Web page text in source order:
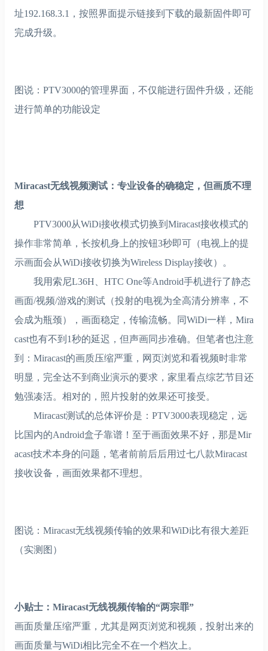
址192.168.3.1，按照界面提示链接到下载的最新固件即可
完成升级。
图说：PTV3000的管理界面，不仅能进行固件升级，还能
进行简单的功能设定
Miracast无线视频测试：专业设备的确稳定，但画质不理
想
PTV3000从WiDi接收模式切换到Miracast接收模式的
操作非常简单，长按机身上的按钮3秒即可（电视上的提
示画面会从WiDi接收切换为Wireless Display接收）。
我用索尼L36H、HTC One等Android手机进行了静态
画面/视频/游戏的测试（投射的电视为全高清分辨率，不
会成为瓶颈），画面稳定，传输流畅。同WiDi一样，Mira
cast也有不到1秒的延迟，但声画同步准确。但笔者也注意
到：Miracast的画质压缩严重，网页浏览和看视频时非常
明显，完全达不到商业演示的要求，家里看点综艺节目还
勉强凑活。相对的，照片投射的效果还可接受。
Miracast测试的总体评价是：PTV3000表现稳定，远
比国内的Android盒子靠谱！至于画面效果不好，那是Mir
acast技术本身的问题，笔者前前后后用过七八款Miracast
接收设备，画面效果都不理想。
图说：Miracast无线视频传输的效果和WiDi比有很大差距
（实测图）
小贴士：Miracast无线视频传输的“两宗罪”
画面质量压缩严重，尤其是网页浏览和视频，投射出来的
画面质量与WiDi相比完全不在一个档次上。